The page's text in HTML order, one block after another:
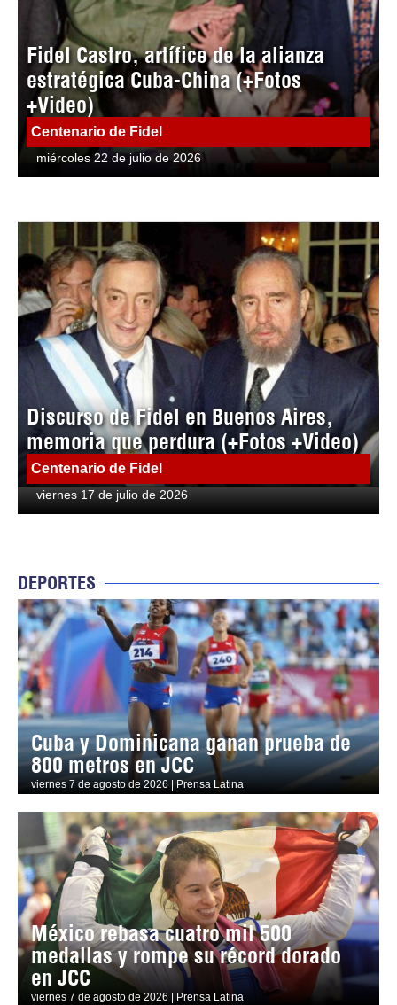
Fidel Castro, artífice de la alianza
estratégica Cuba-China (+Fotos
+Video)
Centenario de Fidel
miércoles 22 de julio de 2026
Discurso de Fidel en Buenos Aires,
memoria que perdura (+Fotos +Video)
Centenario de Fidel
viernes 17 de julio de 2026
DEPORTES
Cuba y Dominicana ganan prueba de
800 metros en JCC
viernes 7 de agosto de 2026 | Prensa Latina
México rebasa cuatro mil 500
medallas y rompe su récord dorado
en JCC
viernes 7 de agosto de 2026 | Prensa Latina